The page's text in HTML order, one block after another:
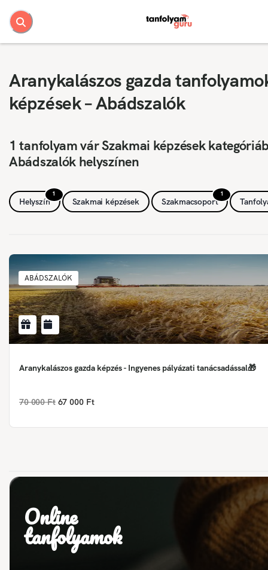
Aranykalászos gazda
képzések – Abádszalók
1 tanfolyam vár Szakmai képzések
Abádszalók helyszínen
1
Helyszín Szakmai képzések
1
Szakmacsoport
ABÁDSZALÓK
Aranykalászos gazda képzés - Ingyenes pályázati tanácsadással🎁
70 000 Ft 67 000 Ft
Online
tanfolyamok